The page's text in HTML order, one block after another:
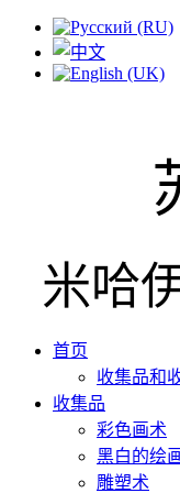
米哈
首页
收集品和
收集品
彩色画术
黑白的绘
雕塑术